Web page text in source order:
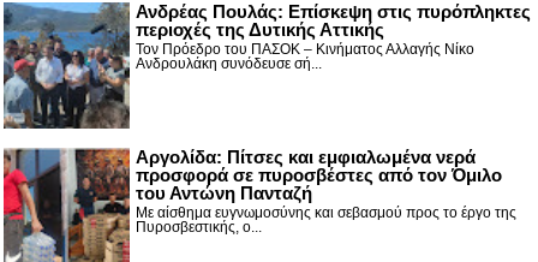
Ανδρέας Πουλάς: Επίσκεψη στις πυρόπληκτες
περιοχές της Δυτικής Αττικής
Τον Πρόεδρο του ΠΑΣΟΚ – Κινήματος Αλλαγής Νίκο
Ανδρουλάκη συνόδευσε σή...
Αργολίδα: Πίτσες και εμφιαλωμένα νερά
προσφορά σε πυροσβέστες από τον Όμιλο
του Αντώνη Πανταζή
Με αίσθημα ευγνωμοσύνης και σεβασμού προς το έργο της
Πυροσβεστικής, ο...